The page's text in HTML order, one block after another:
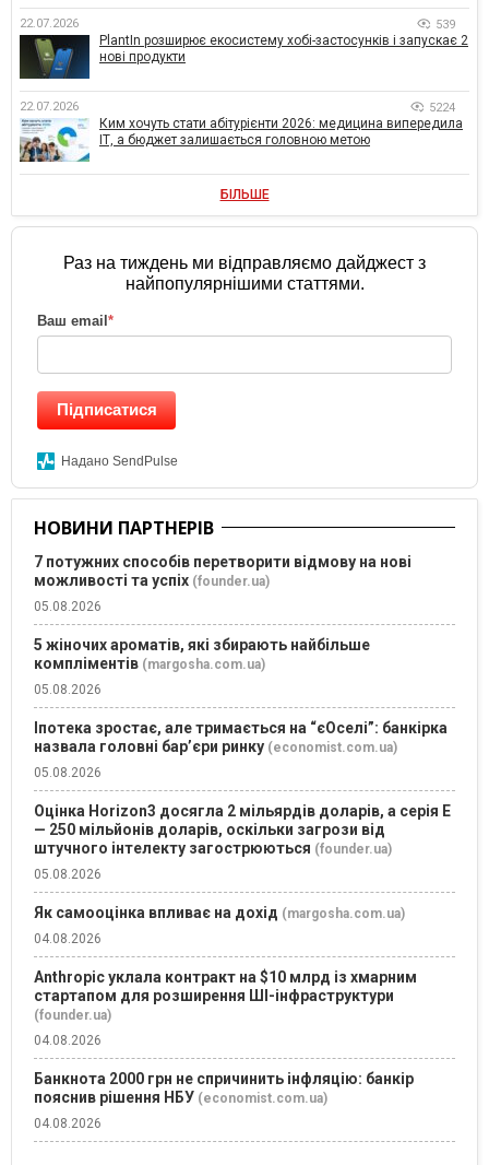
22.07.2026 539
PlantIn розширює екосистему хобі-застосунків і запускає 2
нові продукти
22.07.2026 5224
Ким хочуть стати абітурієнти 2026: медицина випередила
ІТ, а бюджет залишається головною метою
БІЛЬШЕ
Раз на тиждень ми відправляємо дайджест з
найпопулярнішими статтями.
Ваш email *
Підписатися
Надано SendPulse
НОВИНИ ПАРТНЕРІВ
7 потужних способів перетворити відмову на нові
можливості та успіх (founder.ua)
05.08.2026
5 жіночих ароматів, які збирають найбільше
компліментів (margosha.com.ua)
05.08.2026
Іпотека зростає, але тримається на “єОселі”: банкірка
назвала головні бар’єри ринку (economist.com.ua)
05.08.2026
Оцінка Horizon3 досягла 2 мільярдів доларів, а серія E
— 250 мільйонів доларів, оскільки загрози від
штучного інтелекту загострюються (founder.ua)
05.08.2026
Як самооцінка впливає на дохід (margosha.com.ua)
04.08.2026
Anthropic уклала контракт на $10 млрд із хмарним
стартапом для розширення ШІ-інфраструктури
(founder.ua)
04.08.2026
Банкнота 2000 грн не спричинить інфляцію: банкір
пояснив рішення НБУ (economist.com.ua)
04.08.2026